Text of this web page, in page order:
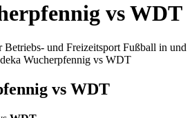
vs WDT
und Freizeitsport Fußball in und
Wucherpfennig vs WDT
vs WDT